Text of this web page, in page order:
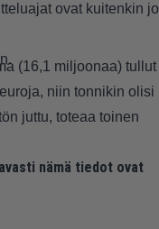
ovat kuitenkin jo
(16,1 miljoonaa) tullut
niin tonnikin olisi
juttu, toteaa toinen
nämä tiedot ovat